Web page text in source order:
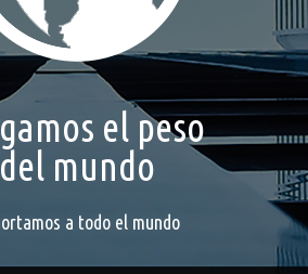
el peso
del mundo
a todo el mundo